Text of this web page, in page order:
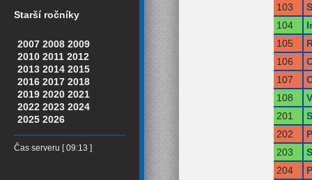
Starší ročníky
2007 2008 2009
2010 2011 2012
2013 2014 2015
2016 2017 2018
2019 2020 2021
2022 2023 2024
2025 2026
Čas serveru [ 09:13 ]
103
104
105
106
107
108
201
202
203
204